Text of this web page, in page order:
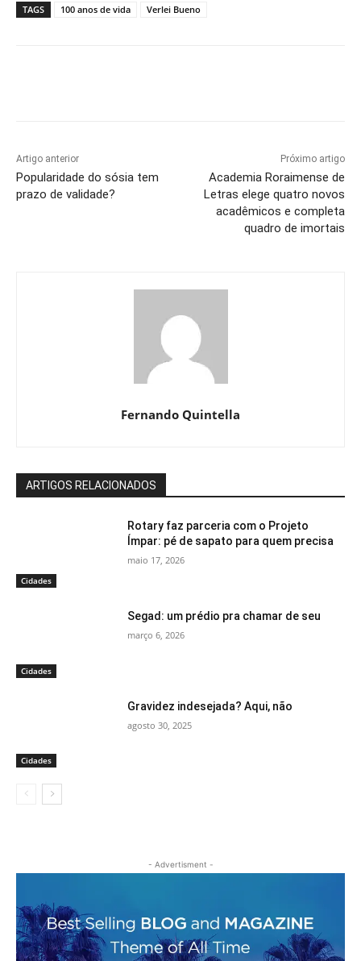
TAGS 100 anos de vida Verlei Bueno
Artigo anterior
Popularidade do sósia tem
prazo de validade?
Próximo artigo
Academia Roraimense de
Letras elege quatro novos
acadêmicos e completa
quadro de imortais
Fernando Quintella
ARTIGOS RELACIONADOS
Cidades
Rotary faz parceria com o Projeto
Ímpar: pé de sapato para quem precisa
maio 17, 2026
Cidades
Segad: um prédio pra chamar de seu
março 6, 2026
Cidades
Gravidez indesejada? Aqui, não
agosto 30, 2025
- Advertisment -